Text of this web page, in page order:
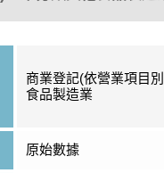
商業登記(依營業項目
食品製造業
原始數據